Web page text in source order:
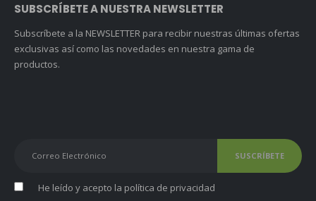
SUBSCRÍBETE A NUESTRA NEWSLETTER
Subscríbete a la NEWSLETTER para recibir nuestras últimas ofertas
exclusivas así como las novedades en nuestra gama de
productos.
He leído y acepto la política de privacidad